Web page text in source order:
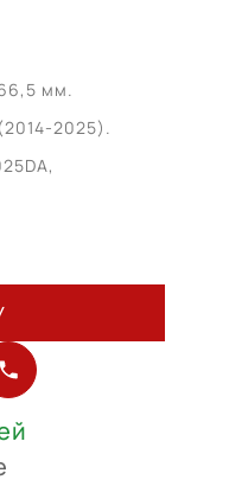
мм.
2025).